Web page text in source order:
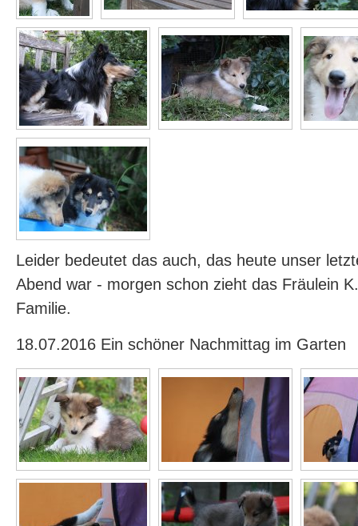
Leider bedeutet das auch, das heute unser
Abend war - morgen schon zieht das Fräulein
Familie.
18.07.2016 Ein schöner Nachmittag im Garten